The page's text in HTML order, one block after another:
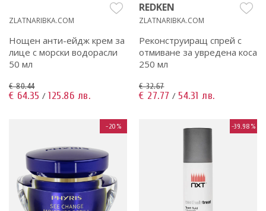
ZLATNARIBKA.COM
Нощен анти-ейдж крем за
лице с морски водорасли
50 мл
€ 80.44
€ 64.35 / 125.86 лв.
REDKEN
ZLATNARIBKA.COM
Реконструиращ спрей с
отмиване за увредена коса
250 мл
€ 32.67
€ 27.77 / 54.31 лв.
-20% -39.98%